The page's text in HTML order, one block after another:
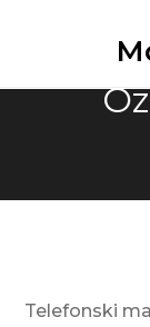
Telefonski